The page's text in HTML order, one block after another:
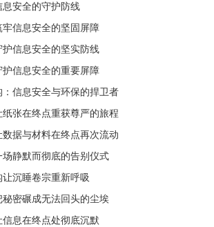
安全的守护防线
信息安全的坚固屏障
信息安全的坚实防线
信息安全的重要屏障
信息安全与环保的捍卫者
张在终点重获尊严的旅程
据与材料在终点再次流动
静默而彻底的告别仪式
沉睡卷宗重新呼吸
密碾成无法回头的尘埃
息在终点处彻底沉默